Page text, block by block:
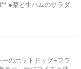
●梨と生ハムのサラダ
のホットドッグ+フラ